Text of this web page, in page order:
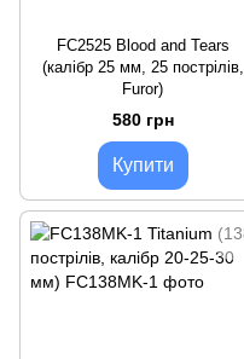
FC2525 Blood and Tears
(калібр 25 мм, 25 пострілів,
Furor)
580 грн
Купити